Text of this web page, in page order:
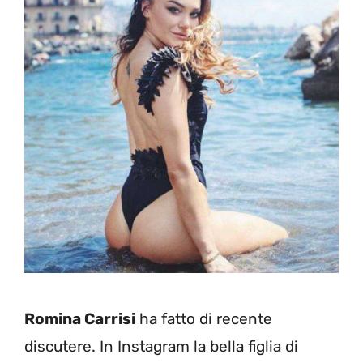
Romina Carrisi ha fatto di recente
discutere. In Instagram la bella figlia di